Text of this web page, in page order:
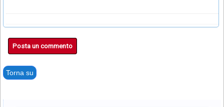
Posta un commento
Torna su